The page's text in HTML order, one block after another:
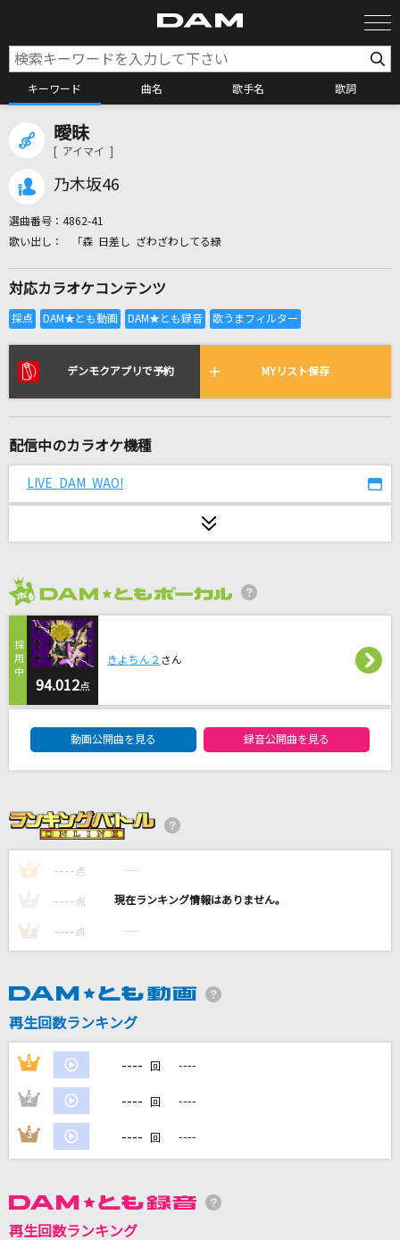
キーワード 曲名 歌手名 歌詞
全国りれき
リアルタイムで歌われている曲の一覧
[生音]境界線
多分、風。
Every Little Thing
スターマイン
一度だけの恋なら
ワルキューレ
[生音]長良川艶歌
五木ひろし
[生音]TSUNAMI
サザンオールスターズ
運命
一生に一度愛してるよ
クリープハイプ
DAMの新曲・ランキングなど
曖昧
[ アイマイ ]
乃木坂46
選曲番号： 4862-41
「森 日差し ざわざわしてる緑
対応カラオケコンテンツ
デンモクアプリで予約 MYリスト保存
配信中のカラオケ機種
LIVE DAM WAO!
94.012点
きよちん２ さん
動画公開曲を見る 録音公開曲を見る
1 ---- 点 ----
---- 点 ----
3 ---- 点 ----
再生回数ランキング
1 ---- 回 ----
2 ---- 回 ----
3 ---- 回 ----
再生回数ランキング